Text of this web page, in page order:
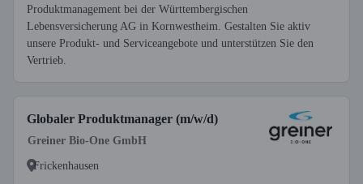
Produktmanagement bei der Württembergischen
Lebensversicherung AG in Kornwestheim. Gestalten Sie aktiv
unsere Produkt- und Serviceangebote und unterstützen Sie den
Vertrieb.
Globaler Produktmanager (m/w/d)
Greiner Bio-One GmbH
Frickenhausen